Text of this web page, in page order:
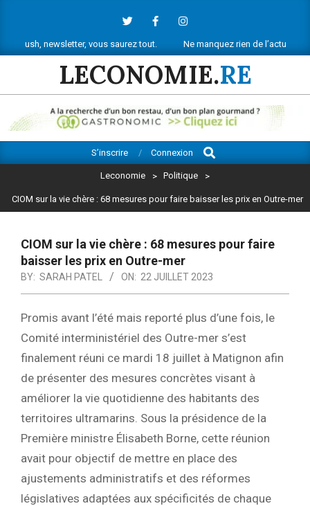
content
newsletter, vous saurez tout. Ne manquez rien de l’actu économique
LECONOMIE.RE
Navigation
S’inscrire Connexion
Search
Leconomie > Politique >
CIOM sur la vie chère : 68 mesures pour faire baisser les prix en Outre-mer
CIOM sur la vie chère : 68 mesures pour faire
baisser les prix en Outre-mer
BY: SARAH PATEL ON: 22 JUILLET 2023
Promis avant l’été mais reporté plus d’une fois, le
Comité interministériel des Outre-mer s’est
finalement réuni ce mardi 18 juillet à Matignon afin
de présenter des mesures concrètes visant à
améliorer la vie quotidienne des habitants des
territoires ultramarins. Sous la présidence de la
Première ministre Élisabeth Borne, cette réunion
avait pour objectif de mettre en place des
ajustements administratifs et des réformes
législatives adaptées aux spécificités de chaque